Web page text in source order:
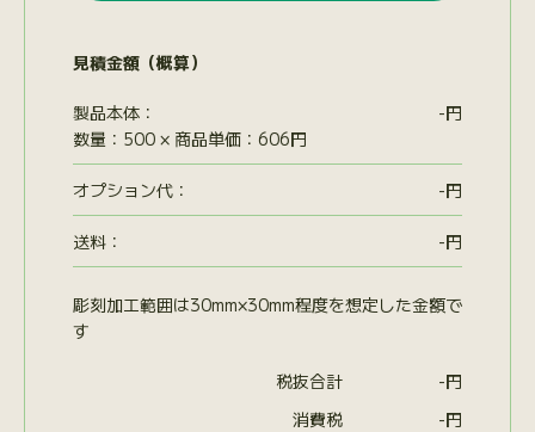
見積金額（概算）
製品本体：
数量：500 × 商品単価：606円
-円
オプション代： -円
送料： -円
彫刻加工範囲は30mm×30mm程度を想定した金額で
す
税抜合計 -円
消費税
-円